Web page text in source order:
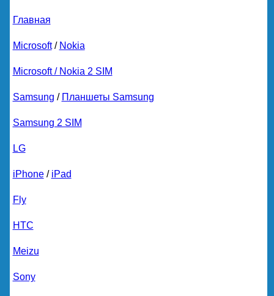
Главная
Microsoft/ Nokia
Microsoft / Nokia 2 SIM
Samsung / Планшеты Samsung
Samsung 2 SIM
LG
iPhone/ iPad
Fly
HTC
Meizu
Sony